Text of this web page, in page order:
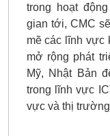
trong hoạt
gian tới, CMC
mẽ các lĩnh vực
mở rộng phát
Mỹ, Nhật Bản
trong lĩnh vực
vực và thị